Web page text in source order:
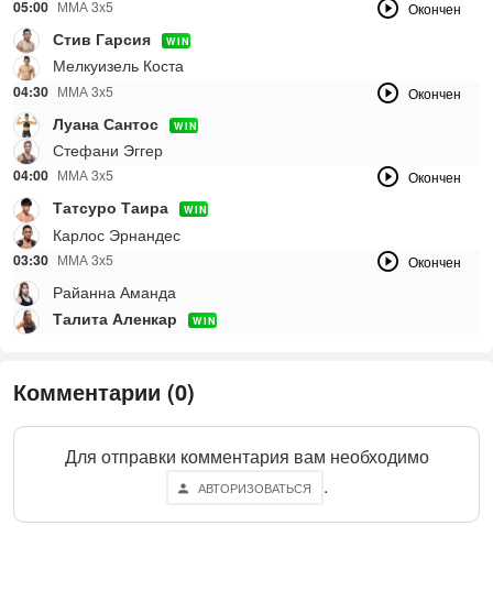
05:00 ММА 3х5 Окончен
Стив Гарсия WIN
Мелкуизель Коста
04:30 ММА 3х5 Окончен
Луана Сантос WIN
Стефани Эггер
04:00 ММА 3х5 Окончен
Татсуро Таира WIN
Карлос Эрнандес
03:30 ММА 3х5 Окончен
Райанна Аманда
Талита Аленкар
WIN
Комментарии (0)
Для отправки комментария вам необходимо
АВТОРИЗОВАТЬСЯ .